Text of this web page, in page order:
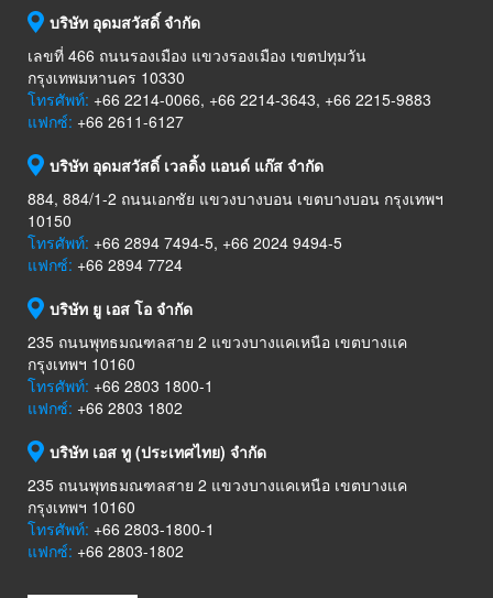
บริษัท อุดมสวัสดิ์ จำกัด
เลขที่ 466 ถนนรองเมือง แขวงรองเมือง เขตปทุมวัน
กรุงเทพมหานคร 10330
โทรศัพท์: +66 2214-0066, +66 2214-3643, +66 2215-9883
แฟกซ์: +66 2611-6127
บริษัท อุดมสวัสดิ์ เวลดิ้ง แอนด์ แก๊ส จำกัด
884, 884/1-2 ถนนเอกชัย แขวงบางบอน เขตบางบอน กรุงเทพฯ
10150
โทรศัพท์: +66 2894 7494-5, +66 2024 9494-5
แฟกซ์: +66 2894 7724
บริษัท ยู เอส โอ จำกัด
235 ถนนพุทธมณฑลสาย 2 แขวงบางแคเหนือ เขตบางแค
กรุงเทพฯ 10160
โทรศัพท์: +66 2803 1800-1
แฟกซ์: +66 2803 1802
บริษัท เอส ทู (ประเทศไทย) จำกัด
235 ถนนพุทธมณฑลสาย 2 แขวงบางแคเหนือ เขตบางแค
กรุงเทพฯ 10160
โทรศัพท์: +66 2803-1800-1
แฟกซ์: +66 2803-1802